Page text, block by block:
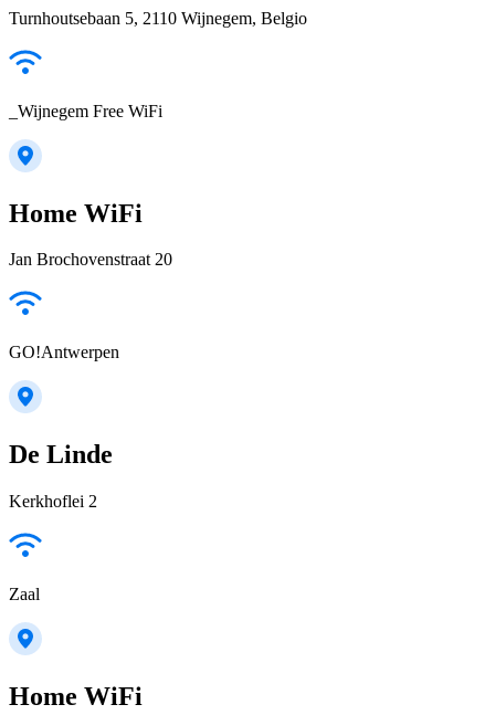
Turnhoutsebaan 5, 2110 Wijnegem, Belgio
_Wijnegem Free WiFi
Home WiFi
Jan Brochovenstraat 20
GO!Antwerpen
De Linde
Kerkhoflei 2
Zaal
Home WiFi